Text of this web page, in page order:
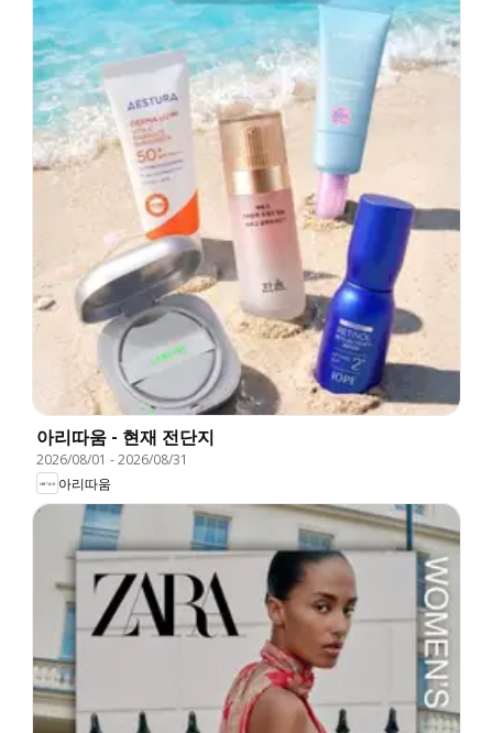
아리따움 - 현재 전단지
2026/08/01 -2026/08/31
아리따움